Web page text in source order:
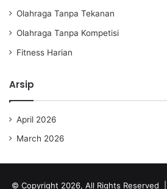
Olahraga Tanpa Tekanan
Olahraga Tanpa Kompetisi
Fitness Harian
Arsip
April 2026
March 2026
© Copyright 2026, All Rights Reserved |